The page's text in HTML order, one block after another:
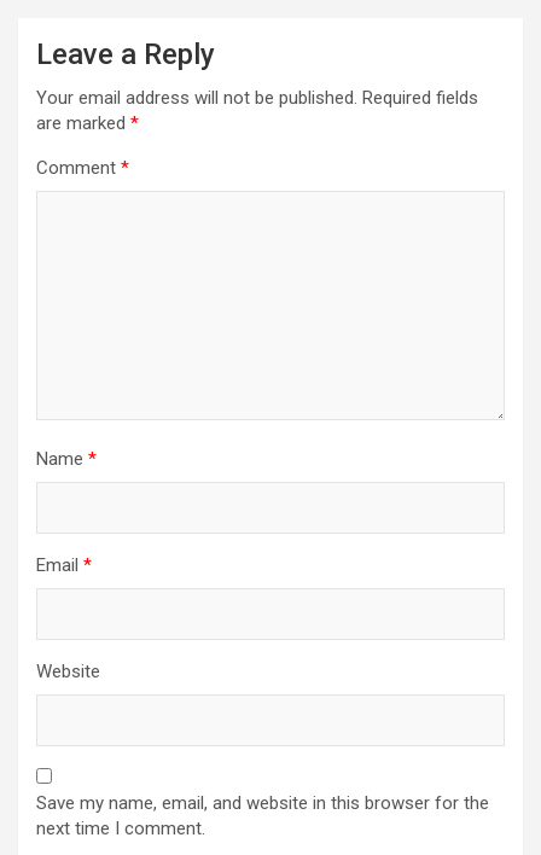
Leave a Reply
Your email address will not be published. Required fields
are marked *
Comment *
Name *
Email *
Website
Save my name, email, and website in this browser for the
next time I comment.